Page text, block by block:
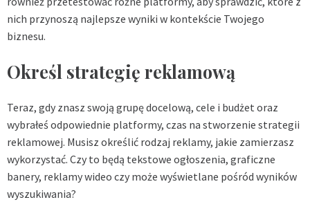
nich przynoszą najlepsze wyniki w kontekście Twojego
biznesu.
Określ strategię reklamową
Teraz, gdy znasz swoją grupę docelową, cele i budżet oraz
wybrałeś odpowiednie platformy, czas na stworzenie strategii
reklamowej. Musisz określić rodzaj reklamy, jakie zamierzasz
wykorzystać. Czy to będą tekstowe ogłoszenia, graficzne
banery, reklamy wideo czy może wyświetlane pośród wyników
wyszukiwania?